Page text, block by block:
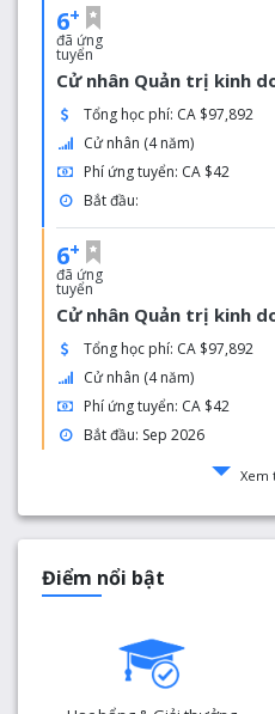
6+
đã ứng
tuyển
Cử nhân Quản trị kinh
Tổng học phí: CA $97,892
Cử nhân (4 năm)
Phí ứng tuyển: CA $42
Bắt đầu:
6+
đã ứng
tuyển
Cử nhân Quản trị kinh
Tổng học phí: CA $97,892
Cử nhân (4 năm)
Phí ứng tuyển: CA $42
Bắt đầu: Sep 2026
Xem
Điểm nổi bật